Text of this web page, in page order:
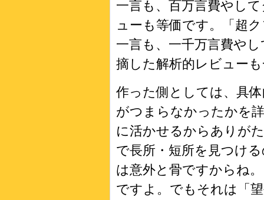
一言も、百万言費やし
ューも等価です。「超
一言も、一千万言費や
摘した解析的レビュー
作った側としては、具
がつまらなかったかを
に活かせるからありが
で長所・短所を見つけ
は意外と骨ですからね
ですよ。でもそれは「